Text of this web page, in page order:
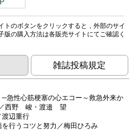
トのボタンをクリックすると，外部のサイ
版の購入方法は各販売サイトにてご確認く
雑誌投稿規定
急性心筋梗塞の心エコー～救急外来か
／西野 峻・渡邉 望
渡辺重行
行うコツと努力／梅田ひろみ